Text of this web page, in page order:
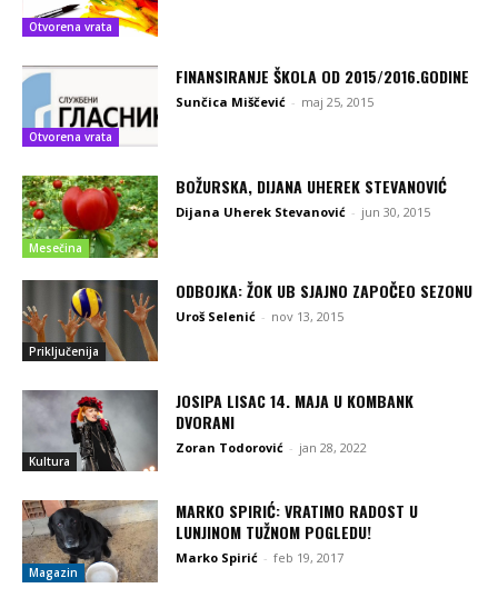
Otvorena vrata
Otvorena vrata
FINANSIRANJE ŠKOLA OD 2015/2016.GODINE
Sunčica Miščević - maj 25, 2015
Mesečina
BOŽURSKA, DIJANA UHEREK STEVANOVIĆ
Dijana Uherek Stevanović - jun 30, 2015
Priključenija
ODBOJKA: ŽOK UB SJAJNO ZAPOČEO SEZONU
Uroš Selenić - nov 13, 2015
Kultura
JOSIPA LISAC 14. MAJA U KOMBANK
DVORANI
Zoran Todorović - jan 28, 2022
Magazin
MARKO SPIRIĆ: VRATIMO RADOST U
LUNJINOM TUŽNOM POGLEDU!
Marko Spirić - feb 19, 2017